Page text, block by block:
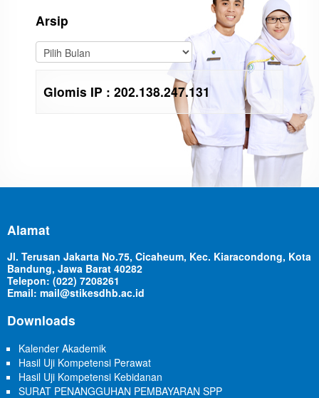
Arsip
Glomis IP : 202.138.247.131
Alamat
Jl. Terusan Jakarta No.75, Cicaheum, Kec. Kiaracondong, Kota
Bandung, Jawa Barat 40282
Telepon: (022) 7208261
Email: mail@stikesdhb.ac.id
Downloads
Kalender Akademik
Hasil Uji Kompetensi Perawat
Hasil Uji Kompetensi Kebidanan
SURAT PENANGGUHAN PEMBAYARAN SPP